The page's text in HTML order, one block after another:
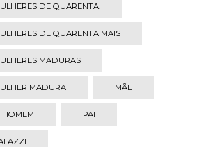
DE QUARENTA.
DE QUARENTA MAIS
MADURAS
MADURA MÃE
HOMEM PAI